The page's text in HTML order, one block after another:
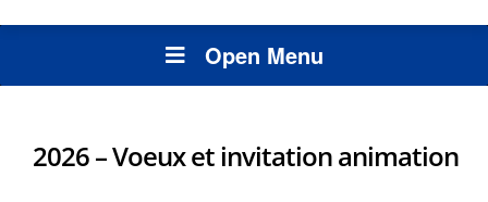
Open Menu
2026 – Voeux et invitation animation